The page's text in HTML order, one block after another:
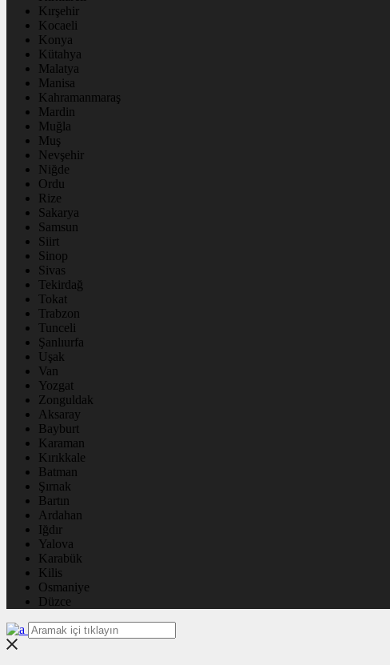
Kırşehir
Kocaeli
Konya
Kütahya
Malatya
Manisa
Kahramanmaraş
Mardin
Muğla
Muş
Nevşehir
Niğde
Ordu
Rize
Sakarya
Samsun
Siirt
Sinop
Sivas
Tekirdağ
Tokat
Trabzon
Tunceli
Şanlıurfa
Uşak
Van
Yozgat
Zonguldak
Aksaray
Bayburt
Karaman
Kırıkkale
Batman
Şırnak
Bartın
Ardahan
Iğdır
Yalova
Karabük
Kilis
Osmaniye
Düzce